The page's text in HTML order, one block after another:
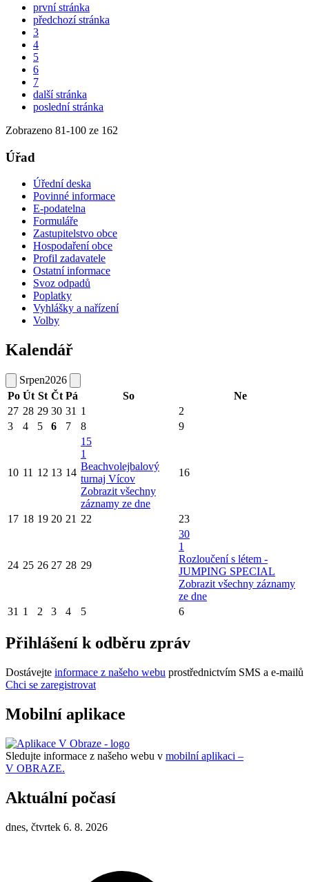
první stránka
předchozí stránka
3
4
5
6
7
další stránka
poslední stránka
Zobrazeno 81-100 ze 162
Úřad
Úřední deska
Povinné informace
E-podatelna
Formuláře
Zastupitelstvo obce
Hospodaření obce
Profil zadavatele
Ostatní informace
Svoz odpadů
Poplatky
Vyhlášky a nařízení
Volby
Kalendář
Srpen2026
Po Út St Čt Pá So
Ne
27 28 29 30 31 1
2
3
4 5 6 7 8 9
10 11 12 13 14
15
1
Beachvolejbalový
turnaj Vícov
Zobrazit všechny
záznamy ze dne
16
17 18 19 20 21 22 23
24 25 26 27 28 29
30
1
Rozloučení s létem -
JUMPING SPECIAL
Zobrazit všechny záznamy
ze dne
31 1 2 3 4 5 6
Přihlášení k odběru zpráv
Dostávejte informace z našeho webu prostřednictvím SMS a e-mailů
Chci se zaregistrovat
Mobilní aplikace
Sledujte informace z našeho webu v mobilní aplikaci –
V OBRAZE.
Aktuální počasí
dnes, čtvrtek 6. 8. 2026